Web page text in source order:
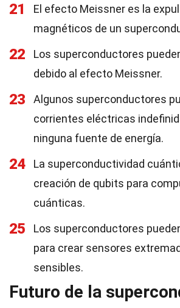
21
El efecto Meissner es la
magnéticos de un
22
Los superconductores
debido al efecto Meissner.
23
Algunos superconductores
corrientes eléctricas
ninguna fuente de energía.
24
La superconductividad
creación de qubits para
cuánticas.
25
Los superconductores
para crear sensores
sensibles.
Futuro de la